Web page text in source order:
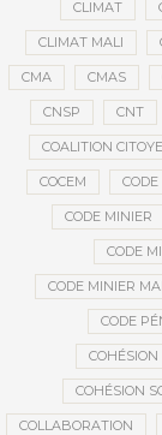
CLIMAT
CLIMAT MALI
CMA CMAS
CNSP CNT
COALITION
COCEM
CODE MINIER
CODE
CODE MINIER
CODE
COHÉSION
COLLABORATION